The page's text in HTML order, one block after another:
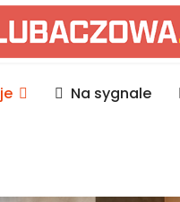
Na sygnale